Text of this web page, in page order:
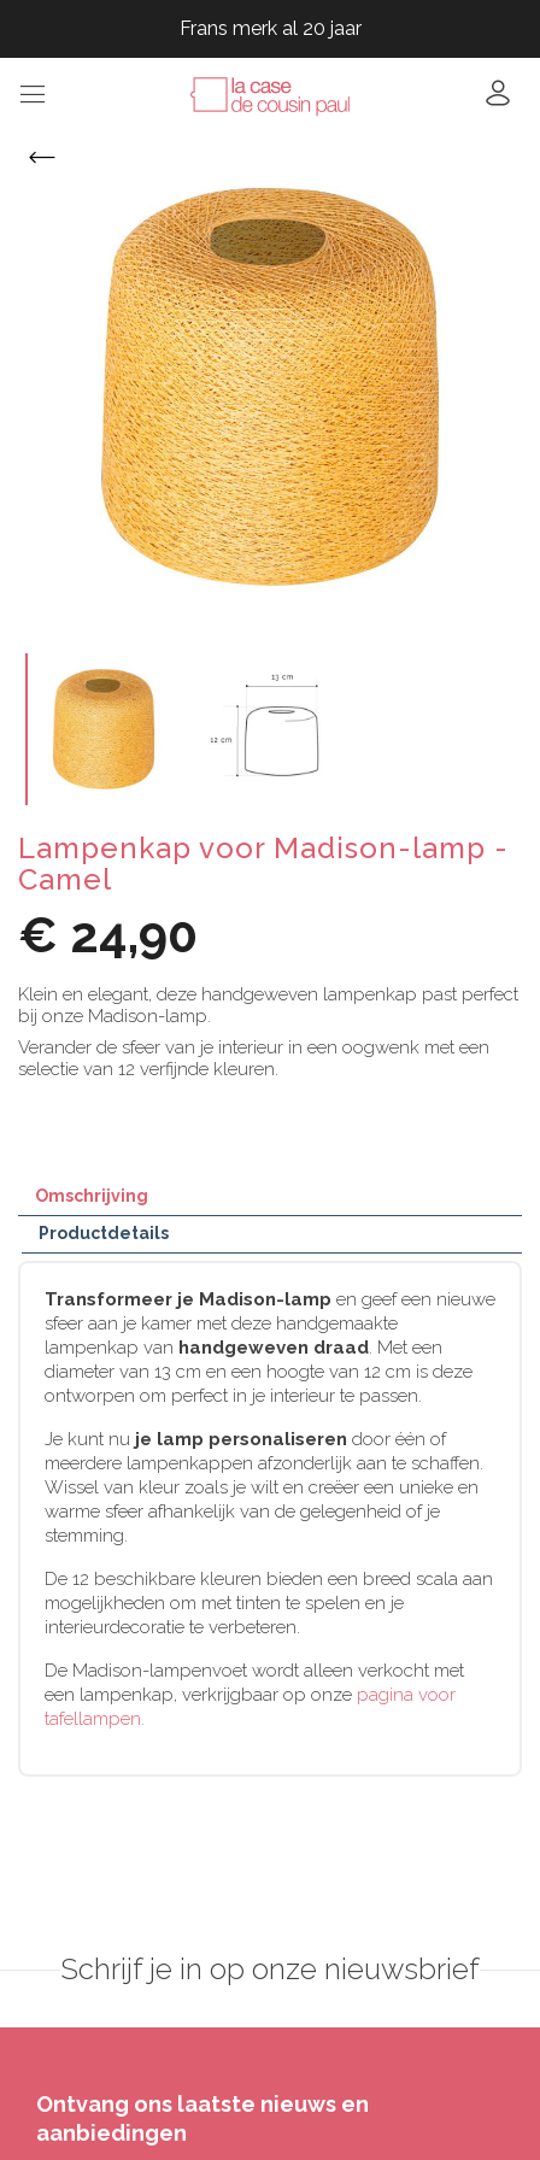
Frans merk al 20 jaar
Frans merk al 20 jaar
Frans merk al 20 jaar
Lampenkap voor Madison-lamp -
Camel
€ 24,90
Klein en elegant, deze handgeweven lampenkap past perfect
bij onze Madison-lamp.
Verander de sfeer van je interieur in een oogwenk met een
selectie van 12 verfijnde kleuren.
Omschrijving
Productdetails
Transformeer je Madison-lamp en geef een nieuwe
sfeer aan je kamer met deze handgemaakte
lampenkap van handgeweven draad. Met een
diameter van 13 cm en een hoogte van 12 cm is deze
ontworpen om perfect in je interieur te passen.
Je kunt nu je lamp personaliseren door één of
meerdere lampenkappen afzonderlijk aan te schaffen.
Wissel van kleur zoals je wilt en creëer een unieke en
warme sfeer afhankelijk van de gelegenheid of je
stemming.
De 12 beschikbare kleuren bieden een breed scala aan
mogelijkheden om met tinten te spelen en je
interieurdecoratie te verbeteren.
De Madison-lampenvoet wordt alleen verkocht met
een lampenkap, verkrijgbaar op onze pagina voor
tafellampen.
Schrijf je in op onze nieuwsbrief
Ontvang ons laatste nieuws en
aanbiedingen